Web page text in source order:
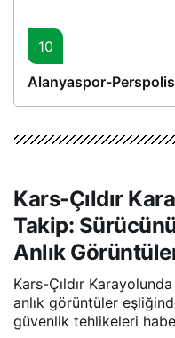
10
Alanyaspor-Perspolis
Kars-Çıldır
Takip:
Anlık
Kars-Çıldır
anlık görüntüler
güvenlik tehlikeleri